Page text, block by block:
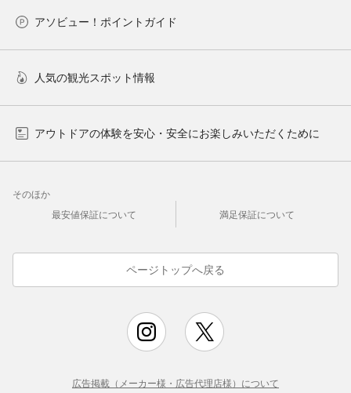
アソビュー！ポイントガイド
人気の観光スポット情報
アウトドアの体験を安心・安全にお楽しみいただくために
そのほか
最安値保証について
満足保証について
ページトップへ戻る
広告掲載（メーカー様・広告代理店様）について